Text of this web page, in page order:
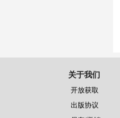
关于我们
开放获取
出版协议